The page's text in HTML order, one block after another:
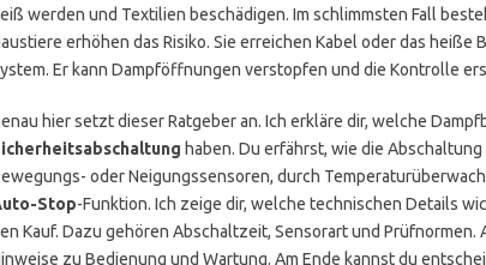
werden und Textilien beschädigen. Im schlimmsten Fall
erhöhen das Risiko. Sie erreichen Kabel oder das heiße
Er kann Dampföffnungen verstopfen und die Kontrolle
hier setzt dieser Ratgeber an. Ich erkläre dir, welche
haben. Du erfährst, wie die
oder Neigungssensoren, durch
Stop-Funktion. Ich zeige dir, welche technischen Details
Kauf. Dazu gehören Abschaltzeit, Sensorart und
zu Bedienung und Wartung. Am Ende kannst du